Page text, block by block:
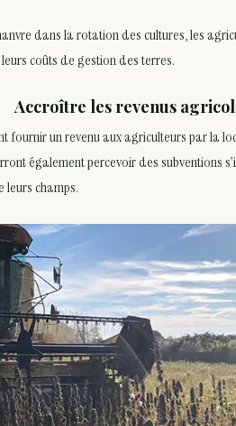
dans la rotation des cultures, les
coûts de gestion des terres.
Accroître les revenus
fournir un revenu aux agriculteurs par la
également percevoir des subventions
leurs champs.